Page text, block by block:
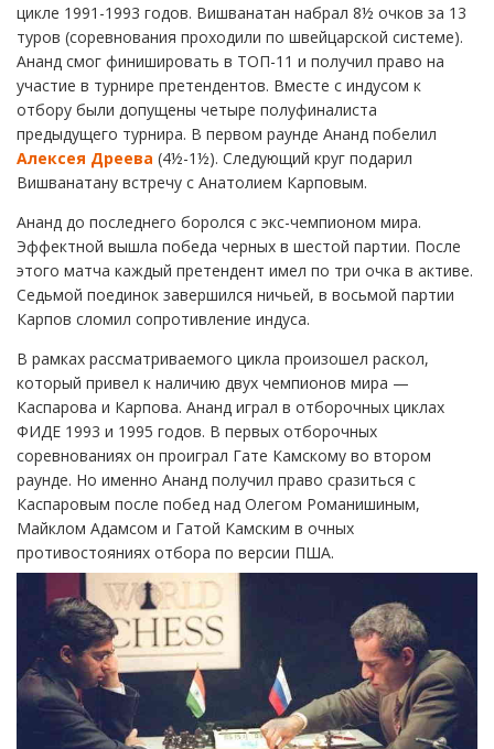
цикле 1991-1993 годов. Вишванатан набрал 8½ очков за 13
туров (соревнования проходили по швейцарской системе).
Ананд смог финишировать в ТОП-11 и получил право на
участие в турнире претендентов. Вместе с индусом к
отбору были допущены четыре полуфиналиста
предыдущего турнира. В первом раунде Ананд побелил
Алексея Дреева (4½-1½). Следующий круг подарил
Вишванатану встречу с Анатолием Карповым.
Ананд до последнего боролся с экс-чемпионом мира.
Эффектной вышла победа черных в шестой партии. После
этого матча каждый претендент имел по три очка в активе.
Седьмой поединок завершился ничьей, в восьмой партии
Карпов сломил сопротивление индуса.
В рамках рассматриваемого цикла произошел раскол,
который привел к наличию двух чемпионов мира —
Каспарова и Карпова. Ананд играл в отборочных циклах
ФИДЕ 1993 и 1995 годов. В первых отборочных
соревнованиях он проиграл Гате Камскому во втором
раунде. Но именно Ананд получил право сразиться с
Каспаровым после побед над Олегом Романишиным,
Майклом Адамсом и Гатой Камским в очных
противостояниях отбора по версии ПША.